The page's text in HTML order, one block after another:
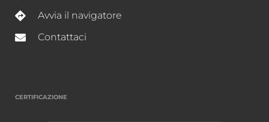
Avvia il navigatore
Contattaci
CERTIFICAZIONE